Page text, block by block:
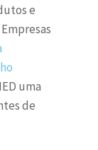
e
uma
de